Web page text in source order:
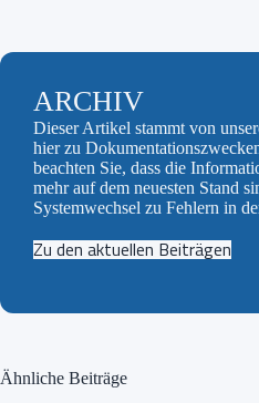
ARCHIV
Dieser Artikel stammt von
hier zu
beachten Sie, dass die
mehr auf dem neuesten Stand
Systemwechsel zu Fehlern in
Zu den aktuellen Beiträgen
Ähnliche Beiträge